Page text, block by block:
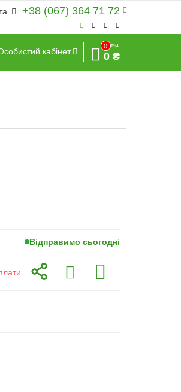
+38 (067) 364 71 72
кабінет
0
Сума
0 ₴
Відправимо сьогодні